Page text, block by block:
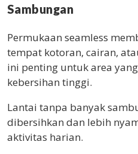
Sambungan
Permukaan seamless
tempat kotoran, cairan,
ini penting untuk area
kebersihan tinggi.
Lantai tanpa banyak
dibersihkan dan lebih
aktivitas harian.